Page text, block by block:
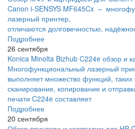
Canon i-SENSYS MF645Cx –
лазерный принтер,
отличаются долговечностью,
Подробнее
26 сентября
Konica Minolta Bizhub C224e обзор и
Многофункциональный лазерный
выполняет множество функций, таких
сканирование, копирование и
печати C224e составляет
Подробнее
20 сентября